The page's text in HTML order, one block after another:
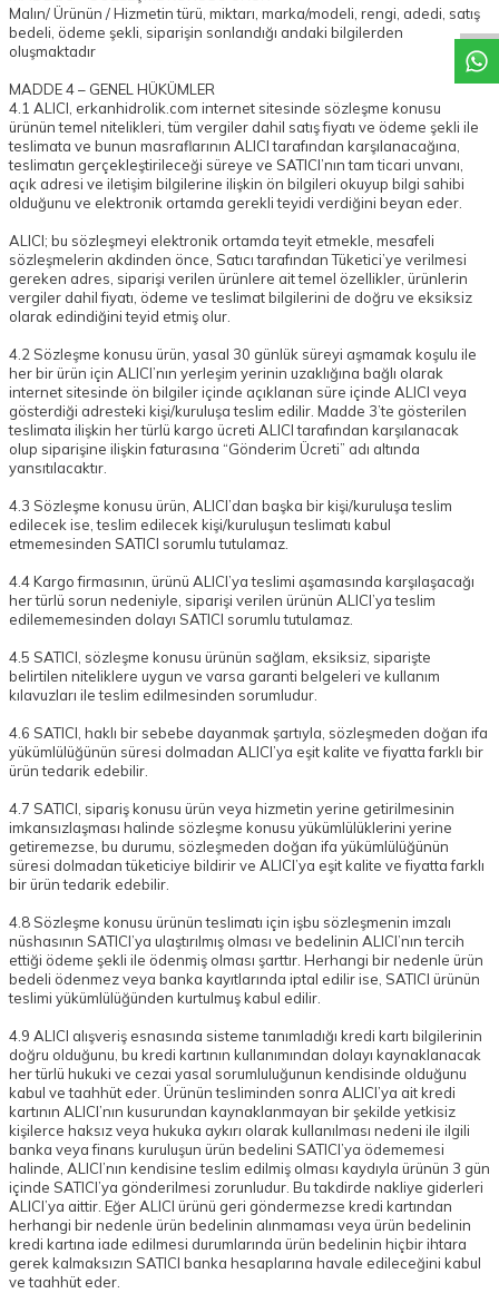
Malın/ Ürünün / Hizmetin türü, miktarı, marka/modeli, rengi, adedi, satış
bedeli, ödeme şekli, siparişin sonlandığı andaki bilgilerden
oluşmaktadır
MADDE 4 – GENEL HÜKÜMLER
4.1 ALICI, erkanhidrolik.com internet sitesinde sözleşme konusu
ürünün temel nitelikleri, tüm vergiler dahil satış fiyatı ve ödeme şekli ile
teslimata ve bunun masraflarının ALICI tarafından karşılanacağına,
teslimatın gerçekleştirileceği süreye ve SATICI’nın tam ticari unvanı,
açık adresi ve iletişim bilgilerine ilişkin ön bilgileri okuyup bilgi sahibi
olduğunu ve elektronik ortamda gerekli teyidi verdiğini beyan eder.
ALICI; bu sözleşmeyi elektronik ortamda teyit etmekle, mesafeli
sözleşmelerin akdinden önce, Satıcı tarafından Tüketici’ye verilmesi
gereken adres, siparişi verilen ürünlere ait temel özellikler, ürünlerin
vergiler dahil fiyatı, ödeme ve teslimat bilgilerini de doğru ve eksiksiz
olarak edindiğini teyid etmiş olur.
4.2 Sözleşme konusu ürün, yasal 30 günlük süreyi aşmamak koşulu ile
her bir ürün için ALICI’nın yerleşim yerinin uzaklığına bağlı olarak
internet sitesinde ön bilgiler içinde açıklanan süre içinde ALICI veya
gösterdiği adresteki kişi/kuruluşa teslim edilir. Madde 3’te gösterilen
teslimata ilişkin her türlü kargo ücreti ALICI tarafından karşılanacak
olup siparişine ilişkin faturasına “Gönderim Ücreti” adı altında
yansıtılacaktır.
4.3 Sözleşme konusu ürün, ALICI’dan başka bir kişi/kuruluşa teslim
edilecek ise, teslim edilecek kişi/kuruluşun teslimatı kabul
etmemesinden SATICI sorumlu tutulamaz.
4.4 Kargo firmasının, ürünü ALICI’ya teslimi aşamasında karşılaşacağı
her türlü sorun nedeniyle, siparişi verilen ürünün ALICI’ya teslim
edilememesinden dolayı SATICI sorumlu tutulamaz.
4.5 SATICI, sözleşme konusu ürünün sağlam, eksiksiz, siparişte
belirtilen niteliklere uygun ve varsa garanti belgeleri ve kullanım
kılavuzları ile teslim edilmesinden sorumludur.
4.6 SATICI, haklı bir sebebe dayanmak şartıyla, sözleşmeden doğan ifa
yükümlülüğünün süresi dolmadan ALICI’ya eşit kalite ve fiyatta farklı bir
ürün tedarik edebilir.
4.7 SATICI, sipariş konusu ürün veya hizmetin yerine getirilmesinin
imkansızlaşması halinde sözleşme konusu yükümlülüklerini yerine
getiremezse, bu durumu, sözleşmeden doğan ifa yükümlülüğünün
süresi dolmadan tüketiciye bildirir ve ALICI’ya eşit kalite ve fiyatta farklı
bir ürün tedarik edebilir.
4.8 Sözleşme konusu ürünün teslimatı için işbu sözleşmenin imzalı
nüshasının SATICI’ya ulaştırılmış olması ve bedelinin ALICI’nın tercih
ettiği ödeme şekli ile ödenmiş olması şarttır. Herhangi bir nedenle ürün
bedeli ödenmez veya banka kayıtlarında iptal edilir ise, SATICI ürünün
teslimi yükümlülüğünden kurtulmuş kabul edilir.
4.9 ALICI alışveriş esnasında sisteme tanımladığı kredi kartı bilgilerinin
doğru olduğunu, bu kredi kartının kullanımından dolayı kaynaklanacak
her türlü hukuki ve cezai yasal sorumluluğunun kendisinde olduğunu
kabul ve taahhüt eder. Ürünün tesliminden sonra ALICI’ya ait kredi
kartının ALICI’nın kusurundan kaynaklanmayan bir şekilde yetkisiz
kişilerce haksız veya hukuka aykırı olarak kullanılması nedeni ile ilgili
banka veya finans kuruluşun ürün bedelini SATICI’ya ödememesi
halinde, ALICI’nın kendisine teslim edilmiş olması kaydıyla ürünün 3 gün
içinde SATICI’ya gönderilmesi zorunludur. Bu takdirde nakliye giderleri
ALICI’ya aittir. Eğer ALICI ürünü geri göndermezse kredi kartından
herhangi bir nedenle ürün bedelinin alınmaması veya ürün bedelinin
kredi kartına iade edilmesi durumlarında ürün bedelinin hiçbir ihtara
gerek kalmaksızın SATICI banka hesaplarına havale edileceğini kabul
ve taahhüt eder.